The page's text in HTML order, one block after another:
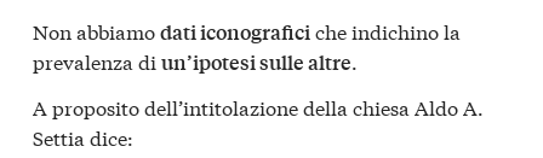
Non abbiamodati iconograficiche indichino la
prevalenza di un’ipotesi sulle altre.
A proposito dell’intitolazione della chiesa Aldo A.
Settia dice: